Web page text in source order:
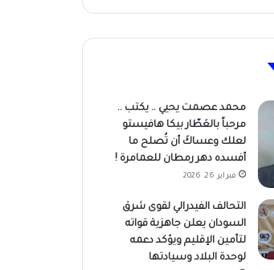
محمد عصمت يحيي .. يكتب ..
مرحباً بالعَطّار بيكا هافيستو
لعلك وعساكَ أن تُصلح ما
أفسده دهر رمطان للعمامرة !
فبراير 26, 2026
التحالف الفيدرالي لقوى شرق
السودان يعلن جاهزية قواته
لتأمين الإقليم ويؤكد دعمه
لوحدة البلاد وسيادتها